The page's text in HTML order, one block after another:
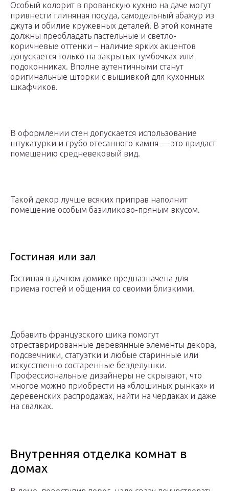
Особый колорит в прованскую кухню на даче могут
привнести глиняная посуда, самодельный абажур из
джута и обилие кружевных деталей. В этой комнате
должны преобладать пастельные и светло-
коричневые оттенки – наличие ярких акцентов
допускается только на закрытых тумбочках или
подоконниках. Вполне аутентичными станут
оригинальные шторки с вышивкой для кухонных
шкафчиков.
В оформлении стен допускается использование
штукатурки и грубо отесанного камня — это придаст
помещению средневековый вид.
Такой декор лучше всяких приправ наполнит
помещение особым базиликово-пряным вкусом.
Гостиная или зал
Гостиная в дачном домике предназначена для
приема гостей и общения со своими близкими.
Добавить французского шика помогут
отреставрированные деревянные элементы декора,
подсвечники, статуэтки и любые старинные или
искусственно состаренные безделушки.
Профессиональные дизайнеры не скрывают, что
многое можно приобрести на «блошиных рынках» и
деревенских распродажах, найти на чердаках и даже
на свалках.
Внутренняя отделка комнат в
домах